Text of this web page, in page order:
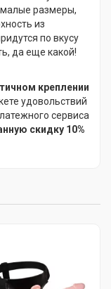
размеры,
из
по вкусу
да еще какой!
креплении
удовольствий
сервиса
скидку 10%